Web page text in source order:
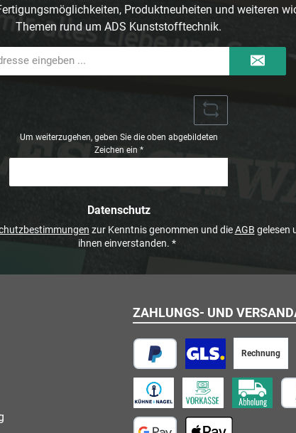
Produktneuheiten und weiteren
Themen rund um ADS Kunststofftechnik.
Um weiterzugehen, geben Sie die oben abgebildeten
Zeichen ein *
Datenschutz
zur Kenntnis genommen und dieAGB gelesen
ihnen einverstanden. *
ZAHLUNGS- UND
PayPal
Rechnung
Vorkasse
Paketversand
Speditionsversand Abholung vor